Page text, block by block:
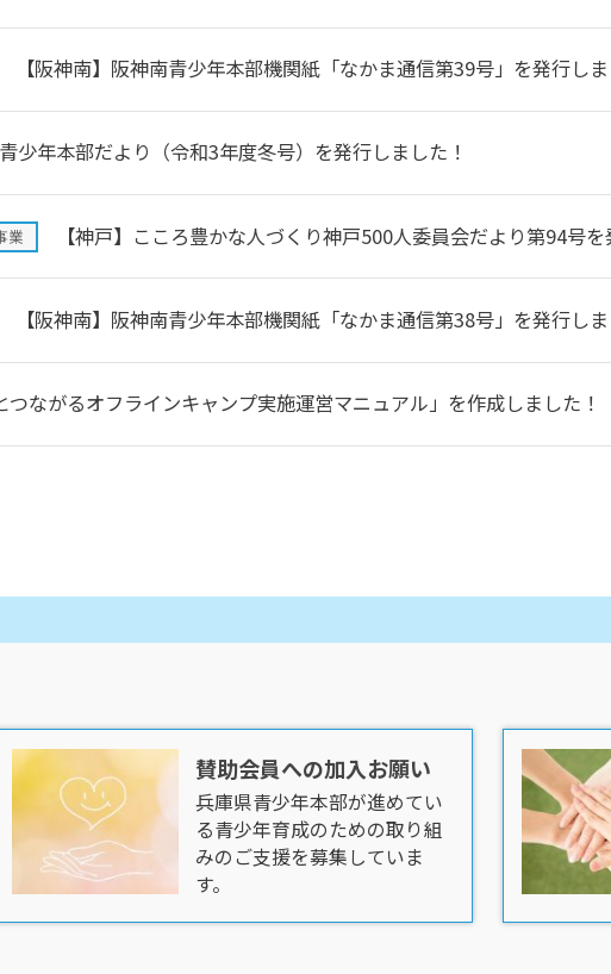
【阪神南】阪神南青少年本部機関紙「なかま通信第39号」を発行しま
少年本部だより（令和3年度冬号）を発行しました！
業 【神戸】こころ豊かな人づくり神戸500人委員会だより第94号を
【阪神南】阪神南青少年本部機関紙「なかま通信第38号」を発行しま
つながるオフラインキャンプ実施運営マニュアル」を作成しました！
賛助会員への加入お願い
兵庫県青少年本部が進めてい
る青少年育成のための取り組
みのご支援を募集していま
す。